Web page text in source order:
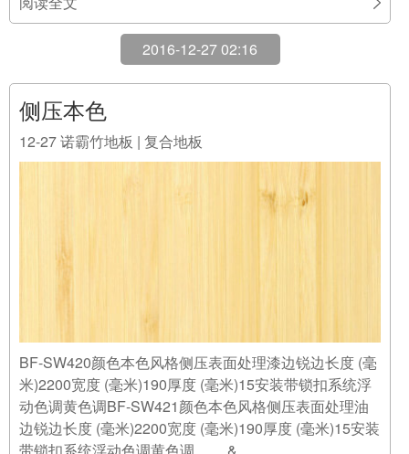
2016-12-27 02:16
侧压本色
12-27诺霸竹地板 | 复合地板
BF-SW420颜色本色风格侧压表面处理漆边锐边长度 (毫
米)2200宽度 (毫米)190厚度 (毫米)15安装带锁扣系统浮
动色调黄色调BF-SW421颜色本色风格侧压表面处理油
边锐边长度 (毫米)2200宽度 (毫米)190厚度 (毫米)15安装
带锁扣系统浮动色调黄色调 & ...